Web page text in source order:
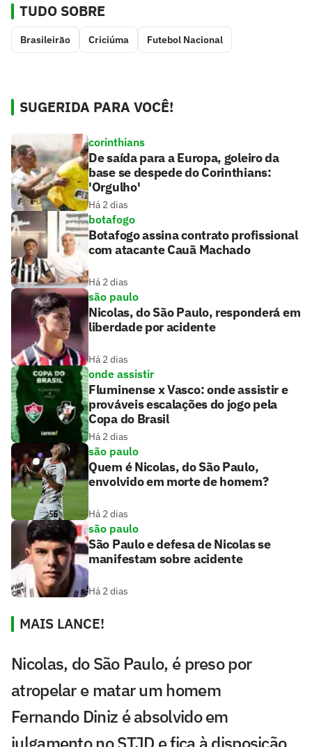
TUDO SOBRE
Brasileirão Criciúma Futebol Nacional
SUGERIDA PARA VOCÊ!
corinthians
De saída para a Europa, goleiro da
base se despede do Corinthians:
'Orgulho'
Há 2 dias
botafogo
Botafogo assina contrato profissional
com atacante Cauã Machado
Há 2 dias
são paulo
Nicolas, do São Paulo, responderá em
liberdade por acidente
Há 2 dias
onde assistir
Fluminense x Vasco: onde assistir e
prováveis escalações do jogo pela
Copa do Brasil
Há 2 dias
são paulo
Quem é Nicolas, do São Paulo,
envolvido em morte de homem?
Há 2 dias
são paulo
São Paulo e defesa de Nicolas se
manifestam sobre acidente
Há 2 dias
MAIS LANCE!
Nicolas, do São Paulo, é preso por
atropelar e matar um homem
Fernando Diniz é absolvido em